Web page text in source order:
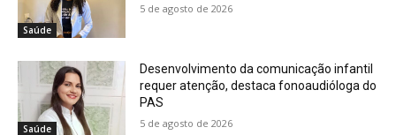
Saúde
5 de agosto de 2026
Saúde
Desenvolvimento da comunicação infantil
requer atenção, destaca fonoaudióloga do
PAS
5 de agosto de 2026